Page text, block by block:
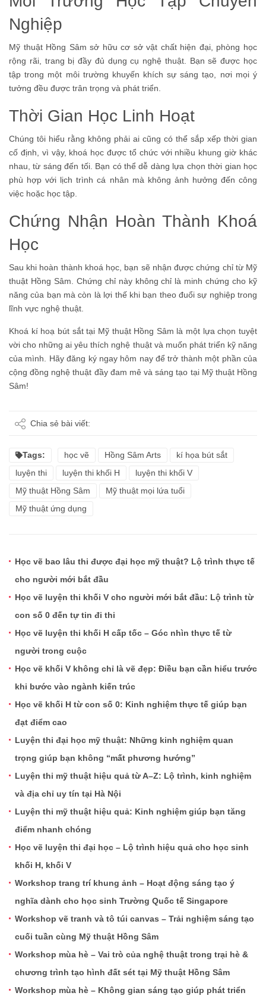
Nghiệp
Mỹ thuật Hồng Sâm sở hữu cơ sở vật chất hiện đại, phòng học
rộng rãi, trang bị đầy đủ dụng cụ nghệ thuật. Bạn sẽ được học
tập trong một môi trường khuyến khích sự sáng tạo, nơi mọi ý
tưởng đều được trân trọng và phát triển.
Thời Gian Học Linh Hoạt
Chúng tôi hiểu rằng không phải ai cũng có thể sắp xếp thời gian
cố định, vì vậy, khoá học được tổ chức với nhiều khung giờ khác
nhau, từ sáng đến tối. Bạn có thể dễ dàng lựa chọn thời gian học
phù hợp với lịch trình cá nhân mà không ảnh hưởng đến công
việc hoặc học tập.
Chứng Nhận Hoàn Thành Khoá
Học
Sau khi hoàn thành khoá học, bạn sẽ nhận được chứng chỉ từ Mỹ
thuật Hồng Sâm. Chứng chỉ này không chỉ là minh chứng cho kỹ
năng của bạn mà còn là lợi thế khi bạn theo đuổi sự nghiệp trong
lĩnh vực nghệ thuật.
Khoá kí hoạ bút sắt tại Mỹ thuật Hồng Sâm là một lựa chọn tuyệt
vời cho những ai yêu thích nghệ thuật và muốn phát triển kỹ năng
của mình. Hãy đăng ký ngay hôm nay để trở thành một phần của
cộng đồng nghệ thuật đầy đam mê và sáng tạo tại Mỹ thuật Hồng
Sâm!
Chia sẻ bài viết:
Tags: học vẽ Hồng Sâm Arts
kí họa bút sắt
luyện thi
luyện thi khối H
luyện thi khối V
Mỹ thuật Hồng Sâm
Mỹ thuật mọi lứa tuổi
Mỹ thuật ứng dụng
Học vẽ bao lâu thi được đại học mỹ thuật? Lộ trình thực tế
cho người mới bắt đầu
Học vẽ luyện thi khối V cho người mới bắt đầu: Lộ trình từ
con số 0 đến tự tin đi thi
Học vẽ luyện thi khối H cấp tốc – Góc nhìn thực tế từ
người trong cuộc
Học vẽ khối V không chỉ là vẽ đẹp: Điều bạn cần hiểu trước
khi bước vào ngành kiến trúc
Học vẽ khối H từ con số 0: Kinh nghiệm thực tế giúp bạn
đạt điểm cao
Luyện thi đại học mỹ thuật: Những kinh nghiệm quan
trọng giúp bạn không “mất phương hướng”
Luyện thi mỹ thuật hiệu quả từ A–Z: Lộ trình, kinh nghiệm
và địa chỉ uy tín tại Hà Nội
Luyện thi mỹ thuật hiệu quả: Kinh nghiệm giúp bạn tăng
điểm nhanh chóng
Học vẽ luyện thi đại học – Lộ trình hiệu quả cho học sinh
khối H, khối V
Workshop trang trí khung ảnh – Hoạt động sáng tạo ý
nghĩa dành cho học sinh Trường Quốc tế Singapore
Workshop vẽ tranh và tô túi canvas – Trải nghiệm sáng tạo
cuối tuần cùng Mỹ thuật Hồng Sâm
Workshop mùa hè – Vai trò của nghệ thuật trong trại hè &
chương trình tạo hình đất sét tại Mỹ thuật Hồng Sâm
Workshop mùa hè – Không gian sáng tạo giúp phát triển